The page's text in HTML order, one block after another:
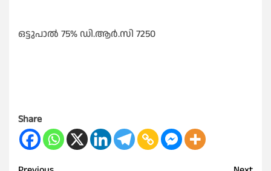
ഒട്ടുപാൽ 75% ഡി.ആർ.സി 7250
Share